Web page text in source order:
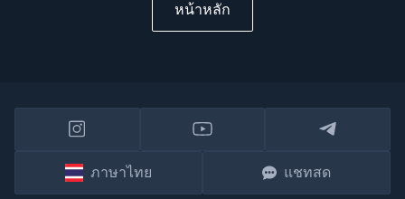
หน้าหลัก
ภาษาไทย แชทสด